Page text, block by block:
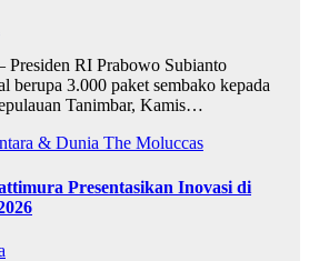
RI Prabowo Subianto
berupa 3.000 paket sembako kepada
Tanimbar, Kamis…
& Dunia The Moluccas
Presentasikan Inovasi di